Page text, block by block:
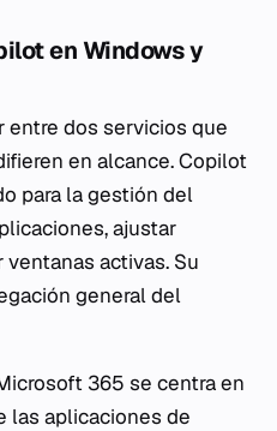
en Windows y
dos servicios que
en alcance. Copilot
para la gestión del
ajustar
activas. Su
general del
365 se centra en
las aplicaciones de